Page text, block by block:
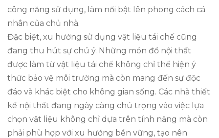
công năng sử dụng, làm nổi bật lên phong cách cá
nhân của chủ nhà.
Đặc biệt, xu hướng sử dụng vật liệu tái chế cũng
đang thu hút sự chú ý. Những món đồ nội thất
được làm từ vật liệu tái chế không chỉ thể hiện ý
thức bảo vệ môi trường mà còn mang đến sự độc
đáo và khác biệt cho không gian sống. Các nhà thiết
kế nội thất đang ngày càng chú trọng vào việc lựa
chọn vật liệu không chỉ dựa trên tính năng mà còn
phải phù hợp với xu hướng bền vững, tạo nên